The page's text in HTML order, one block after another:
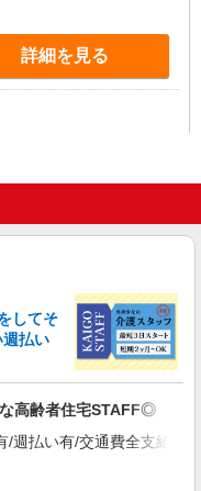
詳細を見る
子育て世代活躍中！障
＜日払い有/週払い有/交
む)＞
詳細を見る
人ホームラガール
円 ※給与幅は経験・
してそ
払い
高齢者住宅STAFF◎
払い有/交通費全支給(ガ